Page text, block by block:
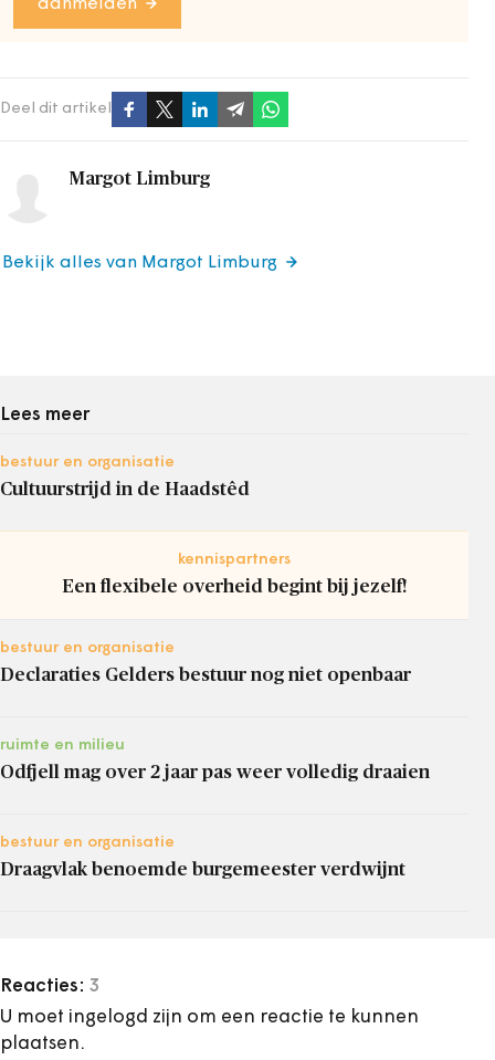
aanmelden
Deel dit artikel
Margot Limburg
Bekijk alles van Margot Limburg
Lees meer
bestuur en organisatie
Cultuurstrijd in de Haadstêd
kennispartners
Een flexibele overheid begint bij jezelf!
bestuur en organisatie
Declaraties Gelders bestuur nog niet openbaar
ruimte en milieu
Odfjell mag over 2 jaar pas weer volledig draaien
bestuur en organisatie
Draagvlak benoemde burgemeester verdwijnt
Reacties: 3
U moet ingelogd zijn om een reactie te kunnen
plaatsen.